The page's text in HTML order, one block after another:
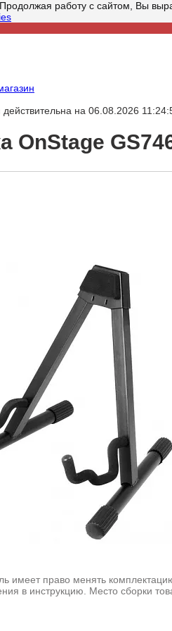
работу с сайтом, Вы
на 06.08.2026
OnStage
имеет право менять
в инструкцию. Место сборки